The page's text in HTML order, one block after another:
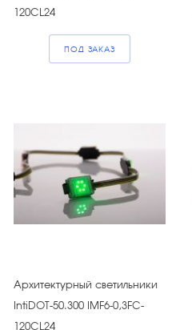
120CL24
ПОД ЗАКАЗ
Архитектурный светильники
IntiDOT-50.300 IMF6-0,3FC-
120CL24